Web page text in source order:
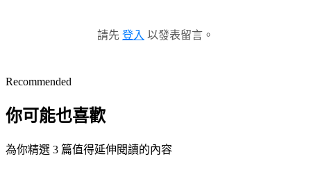
請先 登入 以發表留言。
Recommended
你可能也喜歡
為你精選 3 篇值得延伸閱讀的內容